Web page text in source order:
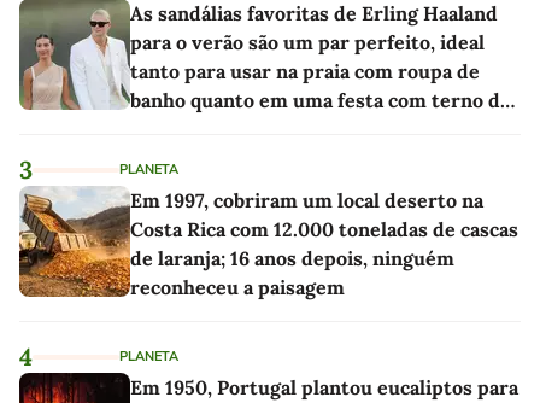
As sandálias favoritas de Erling Haaland
para o verão são um par perfeito, ideal
tanto para usar na praia com roupa de
banho quanto em uma festa com terno de
3 PLANETA
Em 1997, cobriram um local deserto na
Costa Rica com 12.000 toneladas de cascas
de laranja; 16 anos depois, ninguém
reconheceu a paisagem
4 PLANETA
Em 1950, Portugal plantou eucaliptos para